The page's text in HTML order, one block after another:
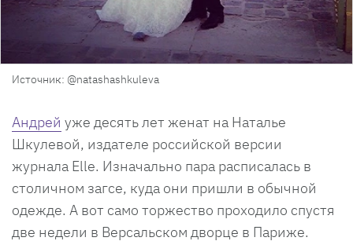
Источник: @natashashkuleva
Андрей уже десять лет женат на Наталье
Шкулевой, издателе российской версии
журнала Elle. Изначально пара расписалась в
столичном загсе, куда они пришли в обычной
одежде. А вот само торжество проходило спустя
две недели в Версальском дворце в Париже.